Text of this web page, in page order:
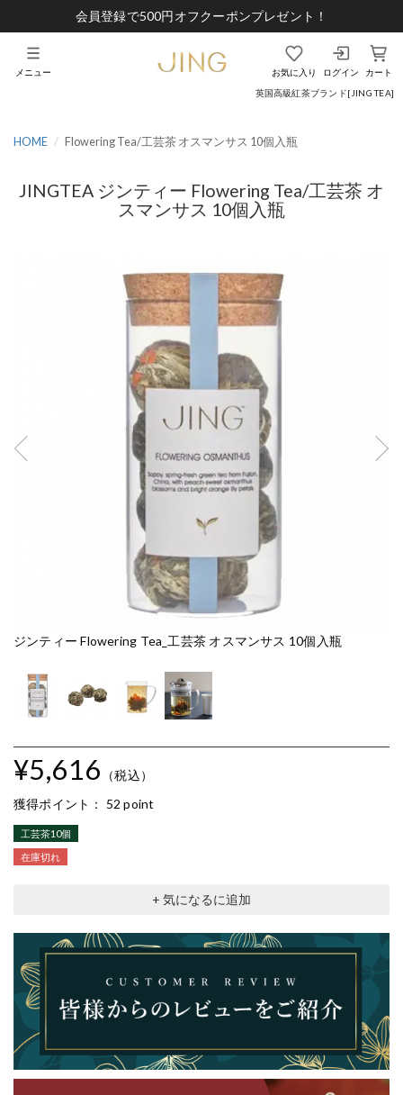
会員登録で500円オフクーポンプレゼント！
英国高級紅茶ブランド[JING TEA]
お気に入り ログイン カート
メニュー
HOME Flowering Tea/工芸茶 オスマンサス 10個入瓶
JINGTEA ジンティー Flowering Tea/工芸茶 オ
スマンサス 10個入瓶
ジンティー Flowering Tea_工芸茶 オスマンサス 10個入瓶
¥5,616 （税込）
獲得ポイント： 52 point
工芸茶10個
在庫切れ
+ 気になるに追加